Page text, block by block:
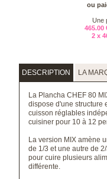
ou
Une
465.00
2 x
DESCRIPTION LA
La Plancha CHEF 80
dispose d'une structure
cuisson réglables
cuisiner pour 10 à 12
La version MIX amène
de 1/3 et une autre de
pour cuire plusieurs
différente.